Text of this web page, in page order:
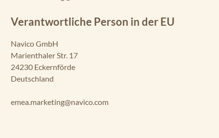
Verantwortliche Person in der EU
Navico GmbH
Marienthaler Str. 17
24230 Eckernförde
Deutschland
emea.marketing@navico.com